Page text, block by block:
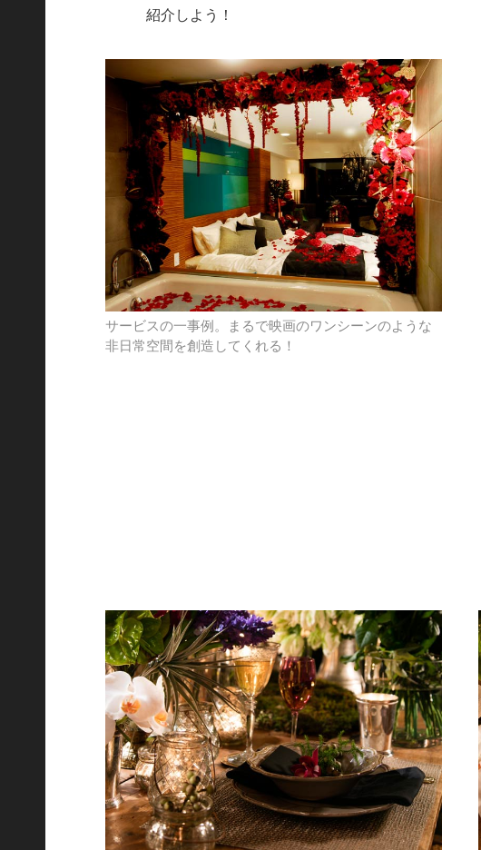
紹介しよう！
サービスの一事例。まるで映画のワンシーンのような
非日常空間を創造してくれる！